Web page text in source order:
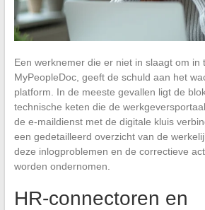
Een werknemer die er niet in slaagt om in
MyPeopleDoc, geeft de schuld aan het
platform. In de meeste gevallen ligt de
technische keten die de
de e-maildienst met de digitale kluis
een gedetailleerd overzicht van de
deze inlogproblemen en de correctieve
worden ondernomen.
HR-connectoren en